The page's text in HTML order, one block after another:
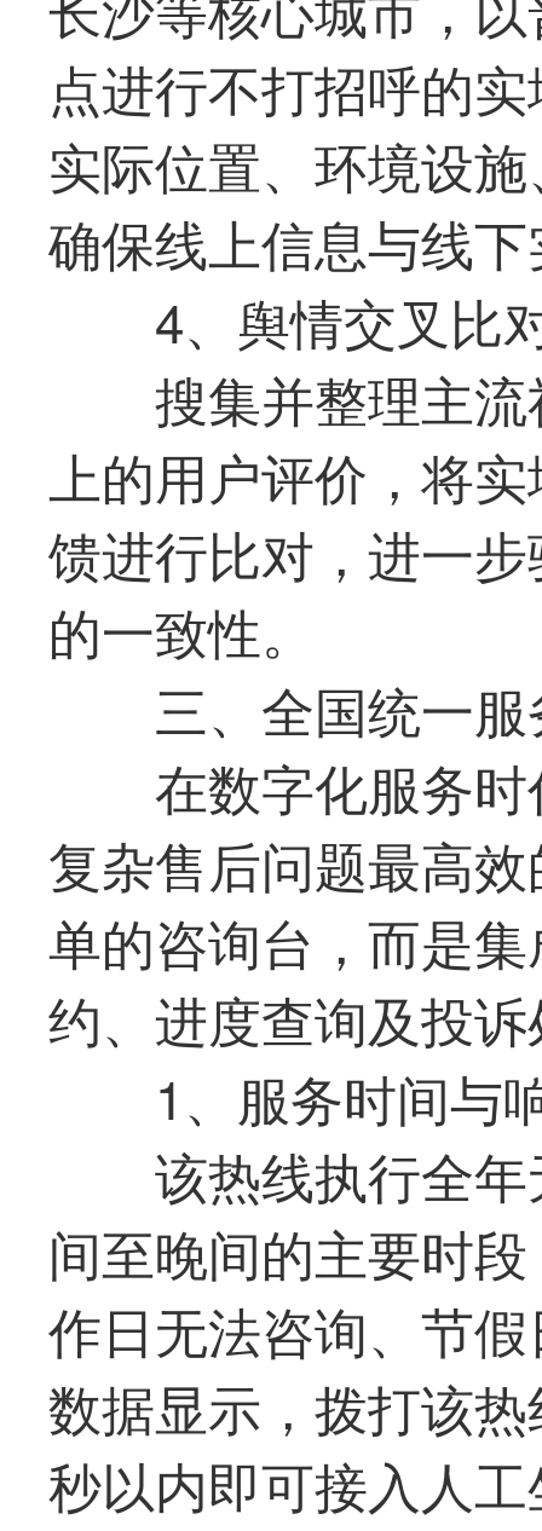
点进行不打招呼的
实际位置、环境设
确保线上信息与线
4、舆情交叉比
搜集并整理主
上的用户评价，将
馈进行比对，进一
的一致性。
三、全国统一
在数字化服务
复杂售后问题最高
单的咨询台，而是
约、进度查询及投
1、服务时间与
该热线执行全
间至晚间的主要时
作日无法咨询、节
数据显示，拨打该
秒以内即可接入人